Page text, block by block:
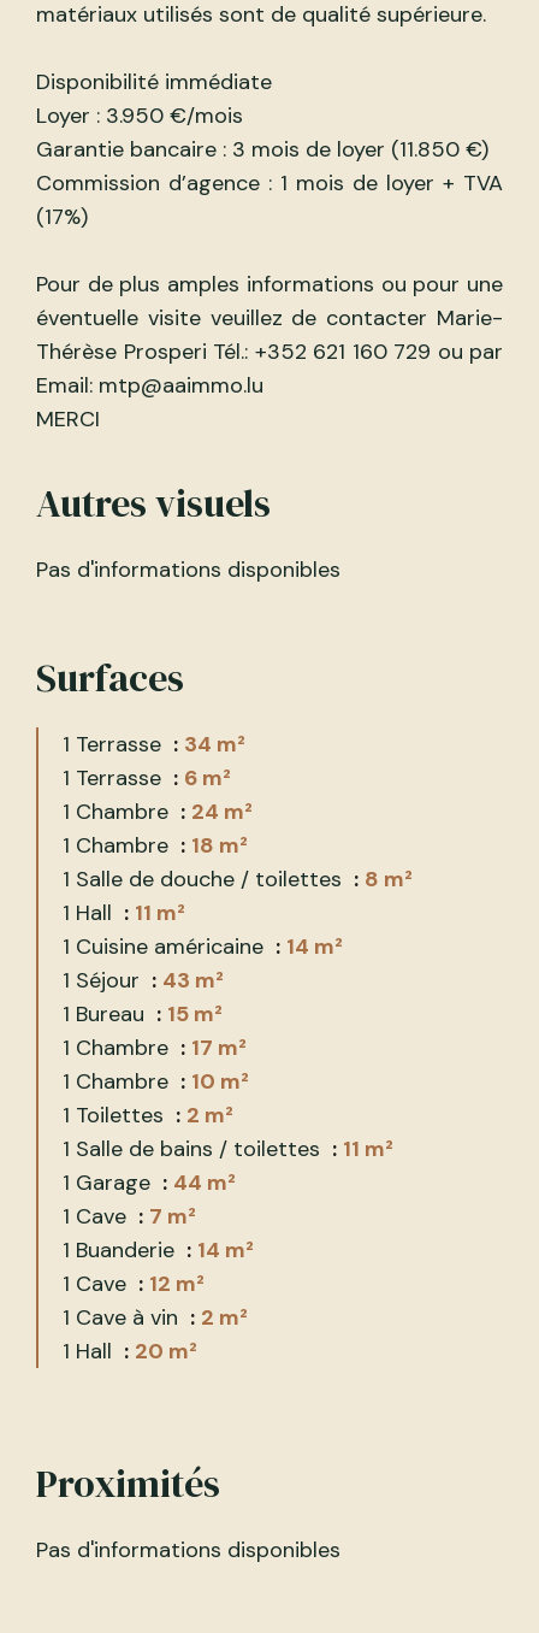
matériaux utilisés sont de qualité supérieure.
Disponibilité immédiate
Loyer : 3.950 €/mois
Garantie bancaire : 3 mois de loyer (11.850 €)
Commission d’agence : 1 mois de loyer + TVA
(17%)
Pour de plus amples informations ou pour une
éventuelle visite veuillez de contacter Marie-
Thérèse Prosperi Tél.: +352 621 160 729 ou par
Email: mtp@aaimmo.lu
MERCI
Autres visuels
Pas d'informations disponibles
Surfaces
1 Terrasse
34 m²
1 Terrasse
6 m²
1 Chambre
24 m²
1 Chambre
18 m²
1 Salle de douche / toilettes
8 m²
1 Hall
11 m²
1 Cuisine américaine
14 m²
1 Séjour
43 m²
1 Bureau
15 m²
1 Chambre
17 m²
1 Chambre
10 m²
1 Toilettes
2 m²
1 Salle de bains / toilettes
11 m²
1 Garage
44 m²
1 Cave
7 m²
1 Buanderie
14 m²
1 Cave
12 m²
1 Cave à vin
2 m²
1 Hall
20 m²
Proximités
Pas d'informations disponibles